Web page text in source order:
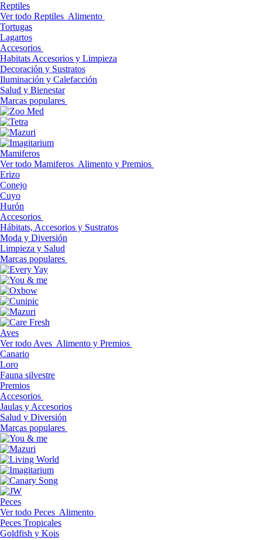
Reptiles
Ver todo Reptiles Alimento
Tortugas
Lagartos
Accesorios
Habitats Accesorios y Limpieza
Decoración y Sustratos
Iluminación y Calefacción
Salud y Bienestar
Marcas populares
Mamiferos
Ver todo Mamiferos Alimento y Premios
Erizo
Conejo
Cuyo
Hurón
Accesorios
Hábitats, Accesorios y Sustratos
Moda y Diversión
Limpieza y Salud
Marcas populares
Aves
Ver todo Aves Alimento y Premios
Canario
Loro
Fauna silvestre
Premios
Accesorios
Jaulas y Accesorios
Salud y Diversión
Marcas populares
Peces
Ver todo Peces Alimento
Peces Tropicales
Goldfish y Kois